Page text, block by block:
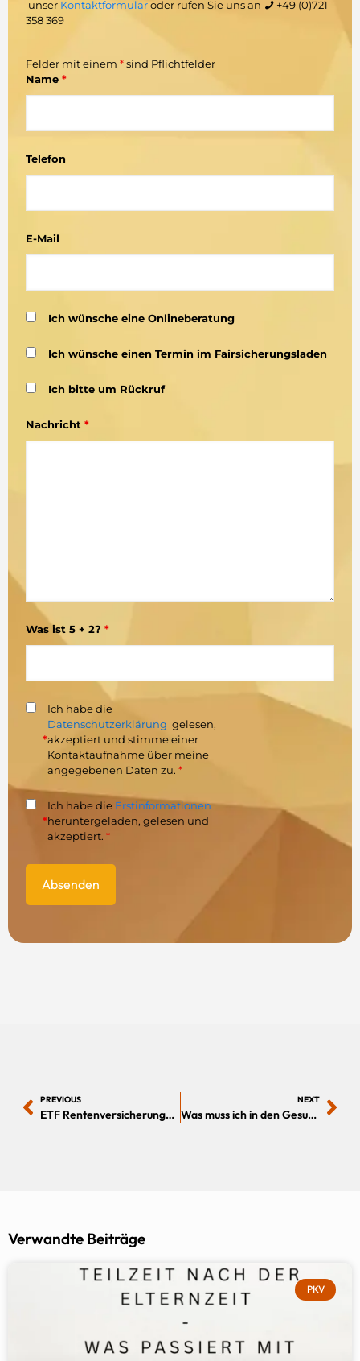
unser Kontaktformularoder rufen Sie uns an
+49 (0)721
358 369
Felder mit einem *sind Pflichtfelder
Name *
Telefon
E-Mail
Ich wünsche eine Onlineberatung
Ich wünsche einen Termin im Fairsicherungsladen
Ich bitte um Rückruf
Nachricht *
Was ist 5 + 2? *
*
Ich habe die
Datenschutzerklärung gelesen,
akzeptiert und stimme einer
Kontaktaufnahme über meine
angegebenen Daten zu. *
*
Ich habe die Erstinformationen
heruntergeladen, gelesen und
akzeptiert. *
PREVIOUS
ETF Rentenversicherungen – schon gewusst? Das Beste aus zwei Welten
NEXT
Was muss ich in den Gesundheitsfragen der PKV oder BU-DU angeben?
Verwandte Beiträge
PKV